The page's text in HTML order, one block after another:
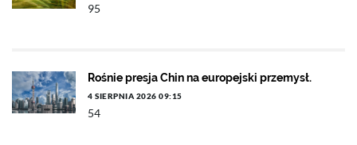
95
Rośnie presja Chin na europejski przemysł.
4 SIERPNIA 2026 09:15
54